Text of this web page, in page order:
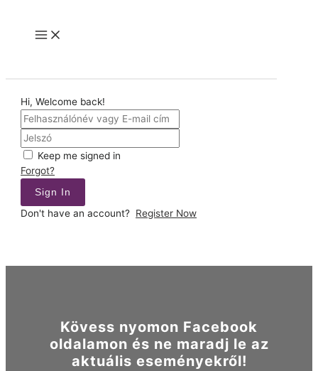
content
Main
Hi, Welcome back!
Keep me signed in
Forgot?
Sign In
Don't have an account? Register Now
Kövess nyomon Facebook
oldalamon és ne maradj le az
aktuális eseményekről!